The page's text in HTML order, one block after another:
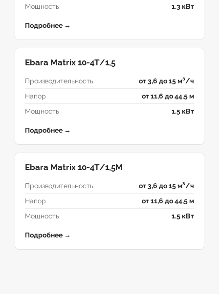
Мощность 1.3 кВт
Подробнее →
Ebara Matrix 10-4T/1,5
Производительность
от 3,6 до 15 м³/ч
Напор
от 11,6 до 44,5 м
Мощность
1.5 кВт
Подробнее →
Ebara Matrix 10-4T/1,5M
Производительность
от 3,6 до 15 м³/ч
Напор
от 11,6 до 44,5 м
Мощность
1.5 кВт
Подробнее →